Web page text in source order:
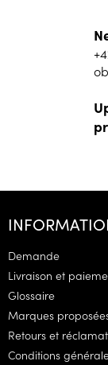
P
p
Demande
Livraison et
Glossaire
Marques
Retours et
Conditions